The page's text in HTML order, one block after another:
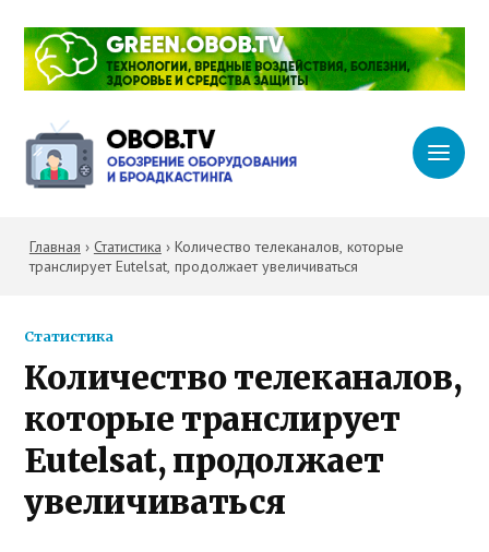
Главная › Статистика › Количество телеканалов, которые
транслирует Eutelsat, продолжает увеличиваться
Статистика
Количество телеканалов,
которые транслирует
Eutelsat, продолжает
увеличиваться